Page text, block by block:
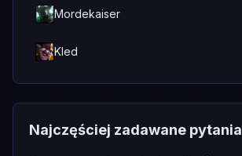
Mordekaiser
Kled
Najczęściej zadawane pytania